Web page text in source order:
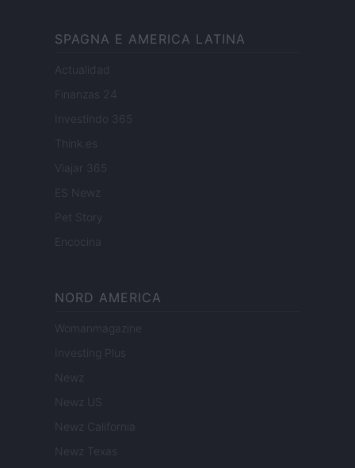
SPAGNA E AMERICA LATINA
Actualidad
Finanzas 24
Investindo 365
Think.es
Viajar 365
ES Newz
Pet Story
Encocina
NORD AMERICA
Womanmagazine
Investing Plus
Newz
Newz US
Newz California
Newz Texas